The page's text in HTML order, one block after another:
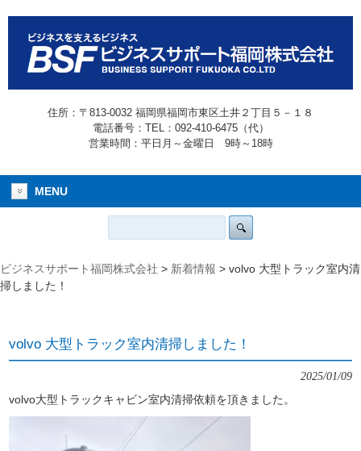
住所：〒813-0032 福岡県福岡市東区土井２丁目５－１８
電話番号：TEL：092-410-6475（代）
営業時間：平日月～金曜日 9時～18時
MENU
ビジネスサポート福岡株式会社 > 新着情報 > volvo 大型トラック室内清
掃しました！
volvo 大型トラック室内清掃しました！
2025/01/09
volvo大型トラックキャビン室内清掃依頼を頂きました。